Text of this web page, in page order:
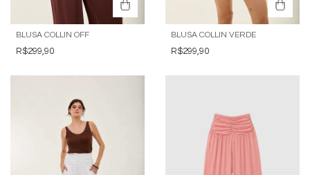
BLUSA COLLIN OFF
R$299,90
BLUSA COLLIN VERDE
R$299,90